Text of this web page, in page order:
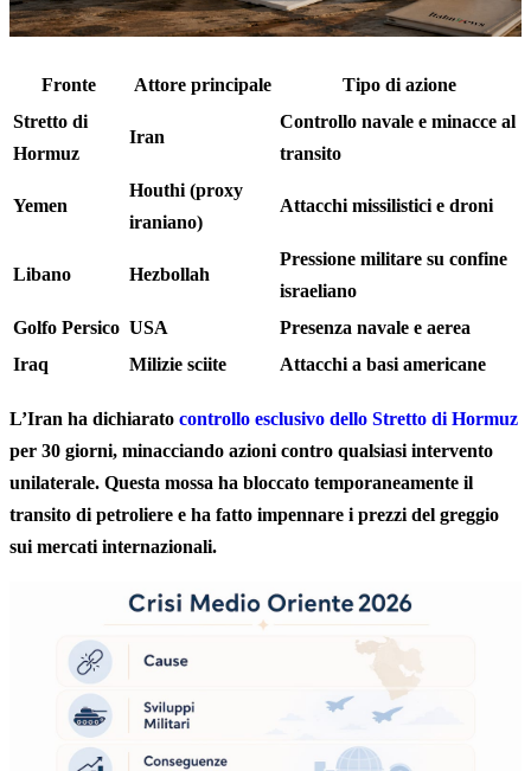
Fronte Attore principale
Tipo di azione
Stretto di
Hormuz
Iran
Controllo navale e minacce al
transito
Yemen
Houthi (proxy
iraniano)
Attacchi missilistici e droni
Libano Hezbollah
Pressione militare su confine
israeliano
Golfo Persico USA
Presenza navale e aerea
Iraq
Milizie sciite Attacchi a basi americane
L’Iran ha dichiarato controllo esclusivo dello Stretto di Hormuz
per 30 giorni, minacciando azioni contro qualsiasi intervento
unilaterale. Questa mossa ha bloccato temporaneamente il
transito di petroliere e ha fatto impennare i prezzi del greggio
sui mercati internazionali.